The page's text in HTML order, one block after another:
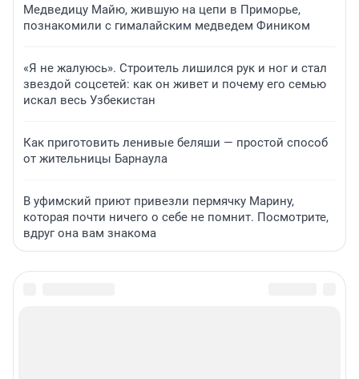
Медведицу Майю, жившую на цепи в Приморье,
познакомили с гималайским медведем Фиником
«Я не жалуюсь». Строитель лишился рук и ног и стал
звездой соцсетей: как он живет и почему его семью
искал весь Узбекистан
Как приготовить ленивые беляши — простой способ
от жительницы Барнаула
В уфимский приют привезли пермячку Марину,
которая почти ничего о себе не помнит. Посмотрите,
вдруг она вам знакома